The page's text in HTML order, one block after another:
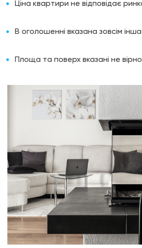
Ціна квартири не відповідає
В оголошенні вказана зовсім
Площа та поверх вказані не вірно